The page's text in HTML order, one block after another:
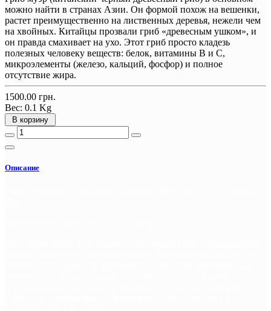
можно найти в странах Азии. Он формой похож на вешенки,
растет преимущественно на лиственных деревья, нежели чем
на хвойных. Китайцы прозвали гриб «древесным ушком», и
он правда смахивает на ухо. Этот гриб просто кладезь
полезных человеку веществ: белок, витамины В и С,
микроэлементы (железо, кальций, фосфор) и полное
отсутствие жира.
1500.00 грн.
Вес: 0.1 Kg
В корзину
Описание